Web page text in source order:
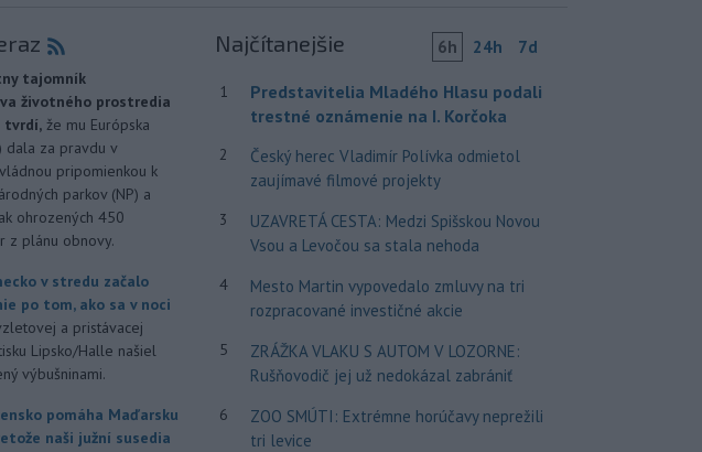
tajomník
životného prostredia
tvrdí, že mu Európska
dala za pravdu v
pripomienkou k
parkov (NP) a
ohrozených 450
z plánu obnovy.
v stredu začalo
po tom, ako sa v noci
a pristávacej
Lipsko/Halle našiel
výbušninami.
pomáha Maďarsku
naši južní susedia
Najčítanejšie 6h 24h 7d
1
Predstavitelia Mladého Hlasu podali
trestné oznámenie na I. Korčoka
2
Český herec Vladimír Polívka odmietol
zaujímavé filmové projekty
3
UZAVRETÁ CESTA: Medzi Spišskou Novou
Vsou a Levočou sa stala nehoda
4
Mesto Martin vypovedalo zmluvy na tri
rozpracované investičné akcie
5
ZRÁŽKA VLAKU S AUTOM V LOZORNE:
Rušňovodič jej už nedokázal zabrániť
6
ZOO SMÚTI: Extrémne horúčavy neprežili
tri levice